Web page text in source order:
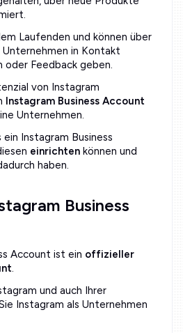
Laufenden und können über
in Kontakt
Feedback geben.
von Instagram
Instagram Business Account
Unternehmen.
ein Instagram Business
einrichten können und
haben.
Business
Account ist ein offizieller
.
und auch Ihrer
Instagram als Unternehmen